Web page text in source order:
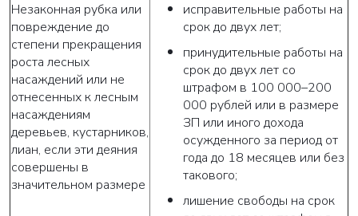
Незаконная рубка или
повреждение до
степени прекращения
роста лесных
насаждений или не
отнесенных к лесным
насаждениям
деревьев, кустарников,
лиан, если эти деяния
совершены в
значительном размере
исправительные работы на
срок до двух лет;
принудительные работы на
срок до двух лет со
штрафом в 100 000–200
000 рублей или в размере
ЗП или иного дохода
осужденного за период от
года до 18 месяцев или без
такового;
лишение свободы на срок